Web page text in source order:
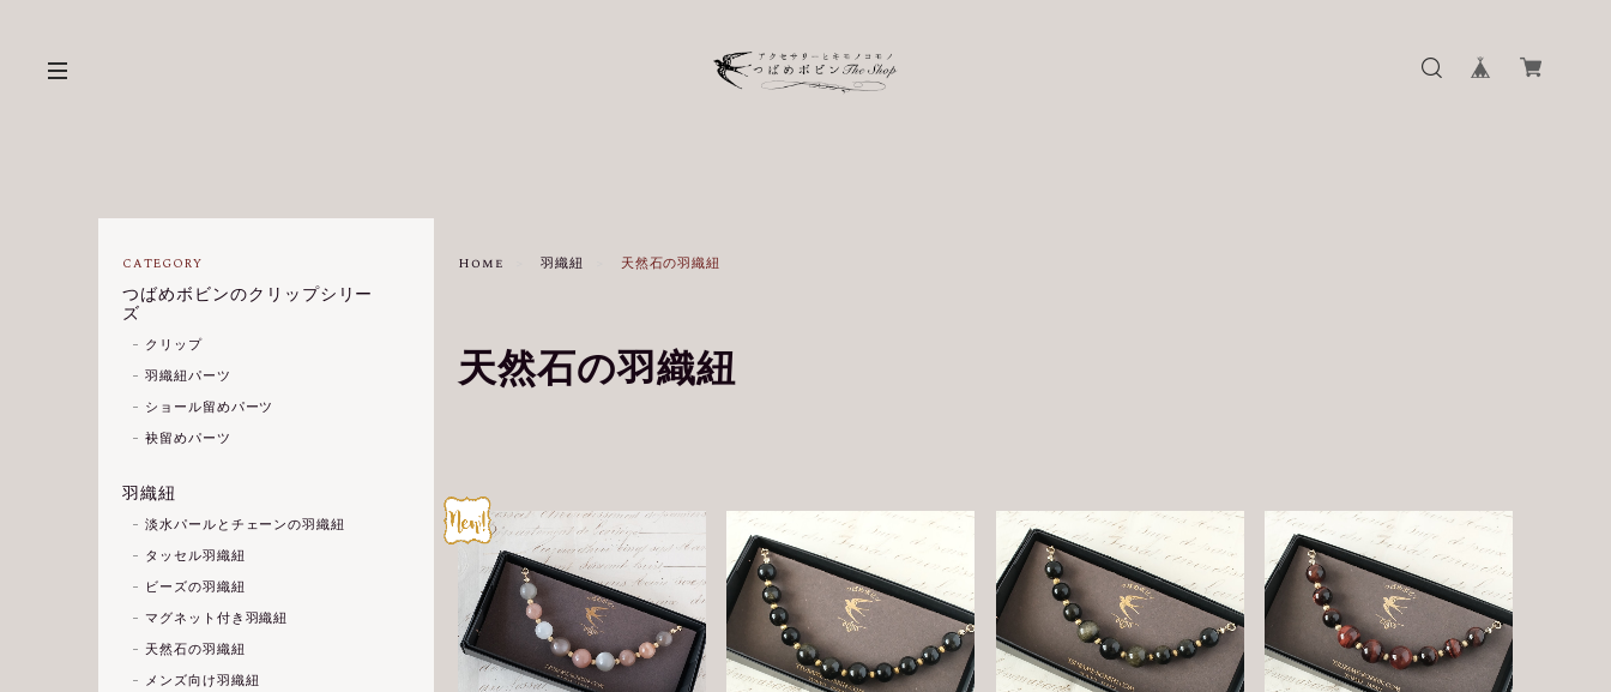
Home 羽織紐 天然石の羽織紐
天然石の羽織紐
CATEGORY
つばめボビンのクリップシリー
ズ
クリップ
羽織紐パーツ
ショール留めパーツ
袂留めパーツ
羽織紐
淡水パールとチェーンの羽織紐
タッセル羽織紐
ビーズの羽織紐
マグネット付き羽織紐
天然石の羽織紐
メンズ向け羽織紐